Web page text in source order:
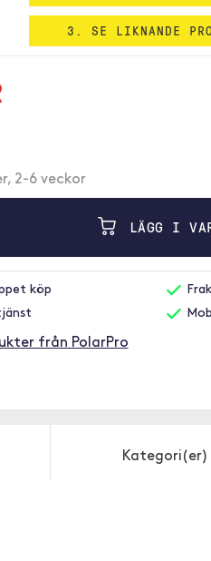
3. SE LIKNANDE
2-6 veckor
LÄGG I
köp
från PolarPro
Kategori(er)